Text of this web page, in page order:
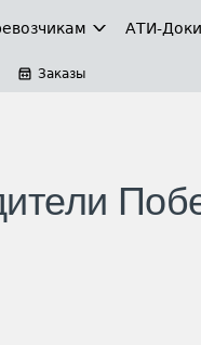
АТИ-Доки
Заказы